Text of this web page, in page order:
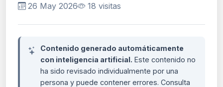
26 May 2026 18 visitas
Contenido generado automáticamente
con inteligencia artificial. Este contenido no
ha sido revisado individualmente por una
persona y puede contener errores. Consulta